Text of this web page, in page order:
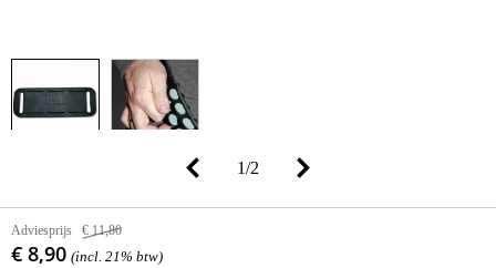
1/2
Adviesprijs € 11,80
€ 8,90 (incl. 21% btw)